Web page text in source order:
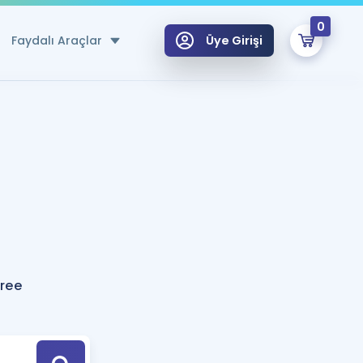
Faydalı Araçlar
Hesaplama Aracı
için Öneriler
Tek Takvimde
Üye Girişi
0
Hoca ile seni sınava hazırlayacak onlarca eğitim seni bekliyor!